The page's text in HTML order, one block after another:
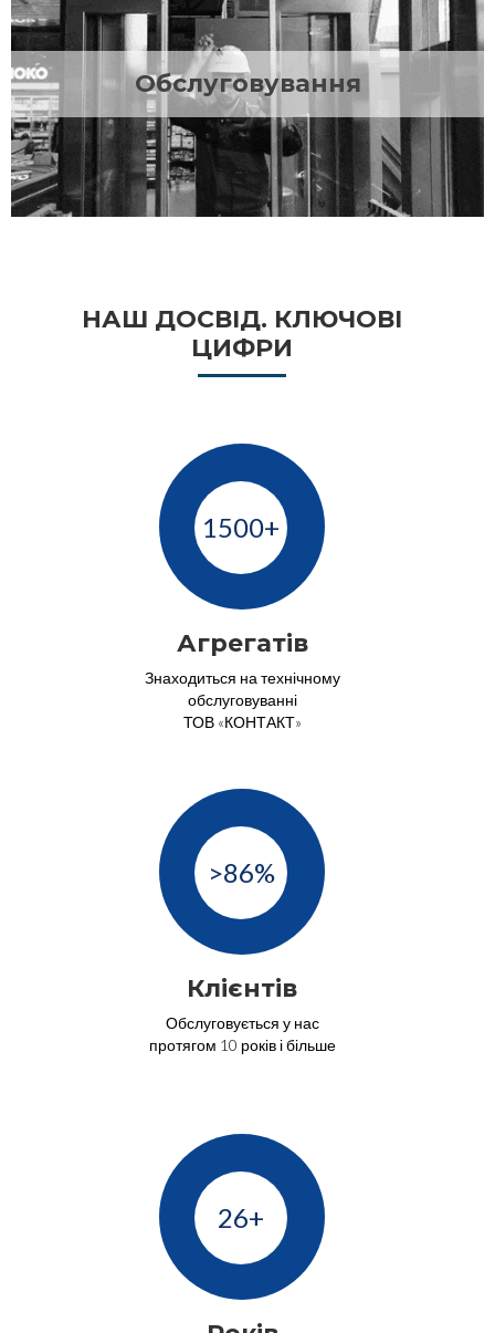
Обслуговування
НАШ ДОСВІД. КЛЮЧОВІ
ЦИФРИ
1500+
Агрегатів
Знаходиться на технічному
обслуговуванні
ТОВ «КОНТАКТ»
>86%
Клієнтів
Обслуговується у нас
протягом 10 років і більше
26+